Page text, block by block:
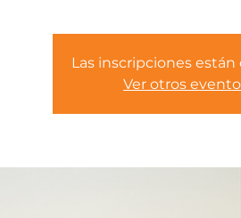
Las inscripciones están
Ver otros